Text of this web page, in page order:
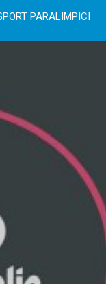
PARALIMPICI